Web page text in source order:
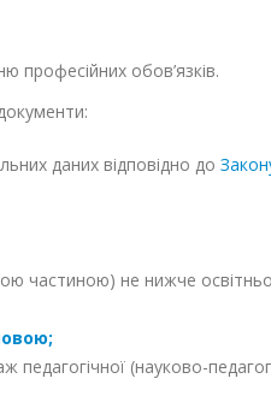
професійних обов’язків.
даних відповідно до
частиною) не нижче
(науково-